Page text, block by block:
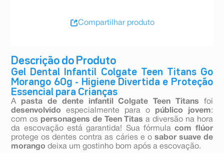
Descrição do Produto
Gel Dental Infantil Colgate Teen Titans Go
Morango 60g - Higiene Divertida e Proteção
Essencial para Crianças
A pasta de dente infantil Colgate Teen Titans foi
desenvolvidoespecialmente para opúblico jovem:
com os personagens de Teen Titas a diversão na hora
da escovação está garantida! Sua fórmulacom flúor
protege os dentes contra as cáries e o sabor suave de
morangodeixa um gostinho bom após a escovação.
Compartilhar produto